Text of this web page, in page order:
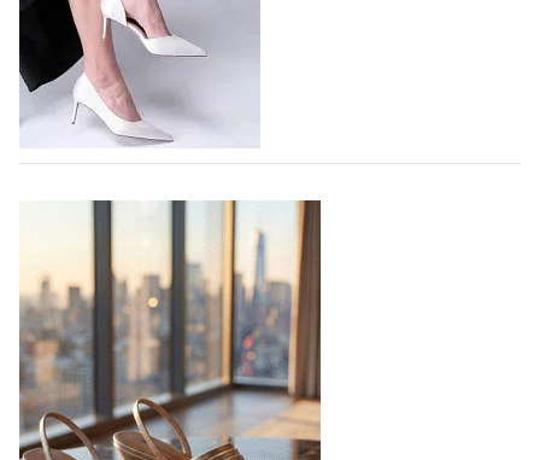
На участие в седьмой Московской неделе моды,
которая пройдет в российской столице с 26 сентября
по 1 октября, уже подано 1047 заявок. Примерно
половину из них (494) прислали дизайнеры,
коллекции которых не были представлены в…
07.08.2026 926
Компания BALLINA Guangzhou Lihuang Footwear
Co., Ltd., основанная в 2011 году и расположенная в
Гуанчжоу, столице моды Китая, является
профессиональной обувной компанией,
объединяющей разработку, производство и…
07.08.2026 800